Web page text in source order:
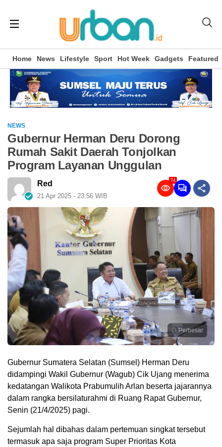
Home News Lifestyle Sport Hot Week Gadgets Featured
NEWS
Gubernur Herman Deru Dorong
Rumah Sakit Daerah Tonjolkan
Program Layanan Unggulan
Red
21 Apr 2025 - 23:56 WIB
74
Perbesar
Gubernur Sumatera Selatan (Sumsel) Herman Deru
didampingi Wakil Gubernur (Wagub) Cik Ujang menerima
kedatangan Walikota Prabumulih Arlan beserta jajarannya
dalam rangka bersilaturahmi di Ruang Rapat Gubernur,
Senin (21/4/2025) pagi.
Sejumlah hal dibahas dalam pertemuan singkat tersebut
termasuk apa saja program Super Prioritas Kota